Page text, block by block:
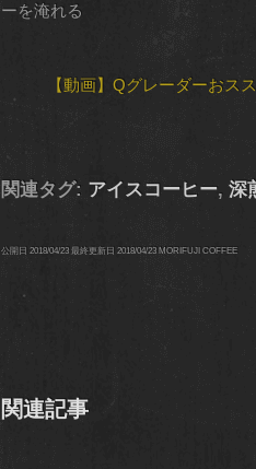
ーを淹れる
【動画】Qグレーダーおス
関連タグ: アイスコーヒー, 深
公開日 2018/04/23 最終更新日 2018/04/23 MORIFUJI COFFEE
関連記事